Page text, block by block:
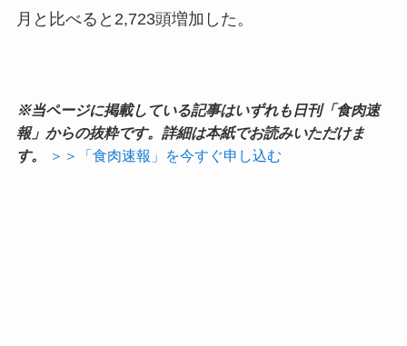
月と比べると2,723頭増加した。
※当ページに掲載している記事はいずれも日刊「食肉速
報」からの抜粋です。詳細は本紙でお読みいただけま
す。
＞＞「食肉速報」を今すぐ申し込む